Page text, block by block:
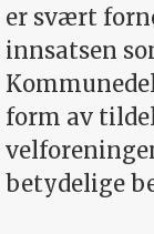
er svært
innsatsen
form av
betydelige